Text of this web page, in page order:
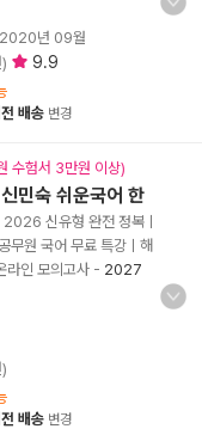
2020년 09월
9.9
배송 변경
수험서 3만원 이상)
민숙 쉬운국어 한
신유형 완전 정복ㅣ
무원 국어 무료 특강ㅣ해
라인 모의고사 - 2027
배송 변경